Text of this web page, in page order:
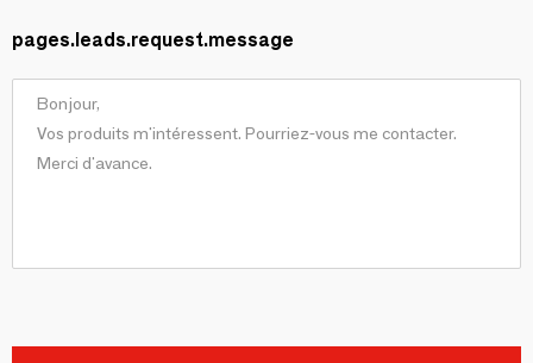
pages.leads.request.message